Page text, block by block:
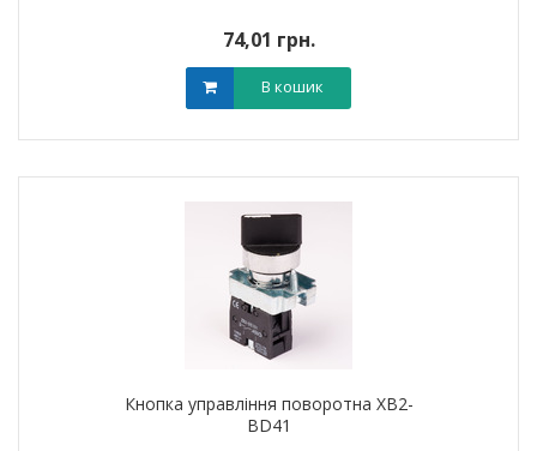
74,01 грн.
В кошик
Кнопка управління поворотна XB2-
BD41